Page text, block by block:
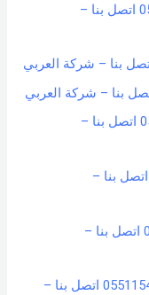
شركة تنظيف مكيفات بحائل – 0551154864 اتصل بنا –
شركة تنظيف مجالس بحائل – 0551154864 اتصل بنا –
شراء اثاث مستعمل بحائل – 0530547685 اتصل بنا –
شركة تنظيف مساجد بحائل – 0551154864 اتصل بنا –
شركة تنظيف مجالس بحفر الباطن – 0551154864 اتصل بنا –